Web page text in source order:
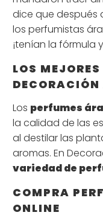
dice que después
los perfumistas
¡tenían la fórmula
LOS
Los perfumes
la calidad de las
al destilar las
aromas. En
variedad de
COMPRA
ONLINE